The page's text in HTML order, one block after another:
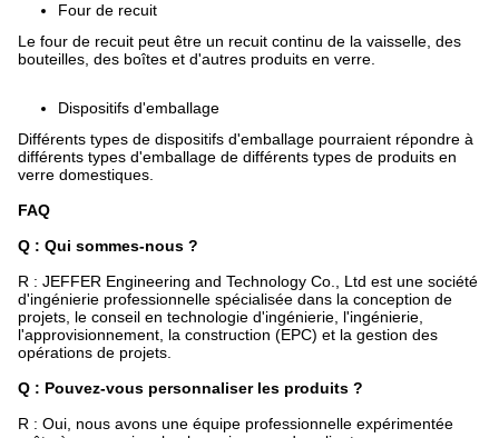
Four de recuit
Le four de recuit peut être un recuit continu de la vaisselle, des
bouteilles, des boîtes et d'autres produits en verre.
Dispositifs d'emballage
Différents types de dispositifs d'emballage pourraient répondre à
différents types d'emballage de différents types de produits en
verre domestiques.
FAQ
Q : Qui sommes-nous ?
R : JEFFER Engineering and Technology Co., Ltd est une société
d'ingénierie professionnelle spécialisée dans la conception de
projets, le conseil en technologie d'ingénierie, l'ingénierie,
l'approvisionnement, la construction (EPC) et la gestion des
opérations de projets.
Q : Pouvez-vous personnaliser les produits ?
R : Oui, nous avons une équipe professionnelle expérimentée